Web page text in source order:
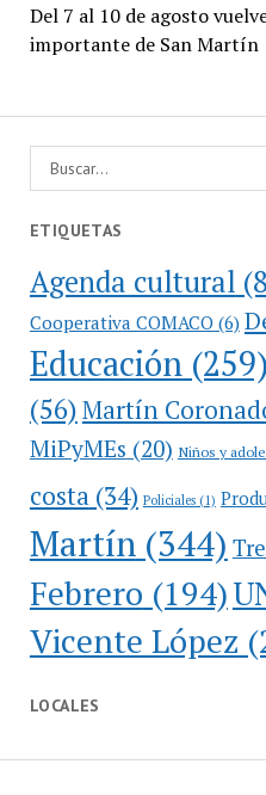
Del 7 al 10 de agosto
importante de San Martín
ETIQUETAS
Agenda cultural
Cooperativa COMACO(6)
Educación(259)
(56)Martín
MiPyMEs (20) Niños y
costa(34) Policiales(1)
Martín(344)
Febrero (194)
Vicente López
LOCALES